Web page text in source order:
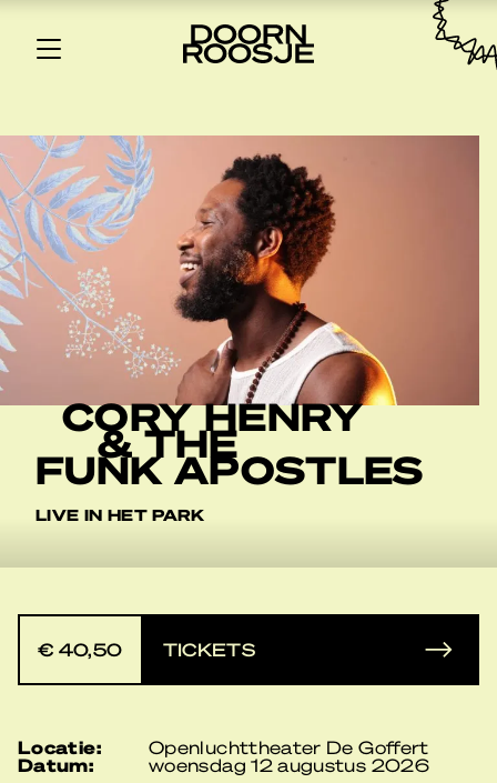
CORY HENRY
& THE
FUNK APOSTLES
LIVE IN HET PARK
€ 40,50 TICKETS
locatie: Openluchttheater De Goffert
datum:
woensdag 12 augustus 2026